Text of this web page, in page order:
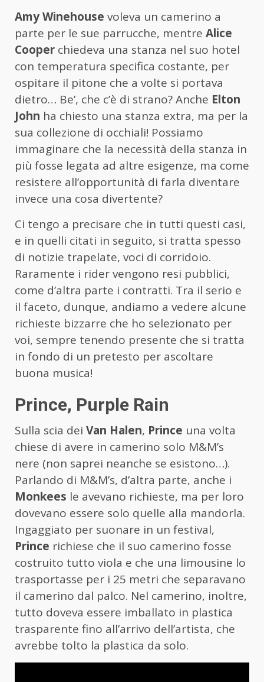
Amy Winehouse voleva un camerino a
parte per le sue parrucche, mentre Alice
Cooper chiedeva una stanza nel suo hotel
con temperatura specifica costante, per
ospitare il pitone che a volte si portava
dietro… Be’, che c’è di strano? Anche Elton
John ha chiesto una stanza extra, ma per la
sua collezione di occhiali! Possiamo
immaginare che la necessità della stanza in
più fosse legata ad altre esigenze, ma come
resistere all’opportunità di farla diventare
invece una cosa divertente?
Ci tengo a precisare che in tutti questi casi,
e in quelli citati in seguito, si tratta spesso
di notizie trapelate, voci di corridoio.
Raramente i rider vengono resi pubblici,
come d’altra parte i contratti. Tra il serio e
il faceto, dunque, andiamo a vedere alcune
richieste bizzarre che ho selezionato per
voi, sempre tenendo presente che si tratta
in fondo di un pretesto per ascoltare
buona musica!
Prince, Purple Rain
Sulla scia dei Van Halen, Prince una volta
chiese di avere in camerino solo M&M’s
nere (non saprei neanche se esistono…).
Parlando di M&M’s, d’altra parte, anche i
Monkees le avevano richieste, ma per loro
dovevano essere solo quelle alla mandorla.
Ingaggiato per suonare in un festival,
Prince richiese che il suo camerino fosse
costruito tutto viola e che una limousine lo
trasportasse per i 25 metri che separavano
il camerino dal palco. Nel camerino, inoltre,
tutto doveva essere imballato in plastica
trasparente fino all’arrivo dell’artista, che
avrebbe tolto la plastica da solo.